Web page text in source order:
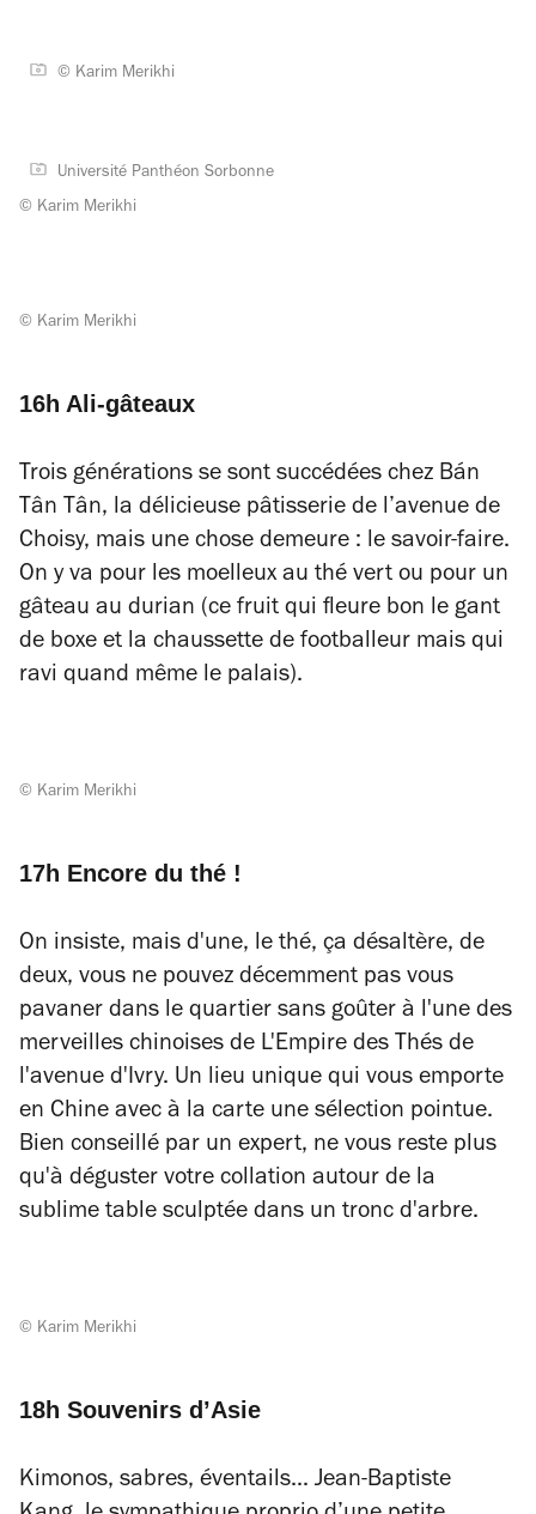
© Karim Merikhi
Université Panthéon Sorbonne
© Karim Merikhi
© Karim Merikhi
16h Ali-gâteaux
Trois générations se sont succédées chez Bán
Tân Tân, la délicieuse pâtisserie de l’avenue de
Choisy, mais une chose demeure : le savoir-faire.
On y va pour les moelleux au thé vert ou pour un
gâteau au durian (ce fruit qui fleure bon le gant
de boxe et la chaussette de footballeur mais qui
ravi quand même le palais).
© Karim Merikhi
17h Encore du thé !
On insiste, mais d'une, le thé, ça désaltère, de
deux, vous ne pouvez décemment pas vous
pavaner dans le quartier sans goûter à l'une des
merveilles chinoises de L'Empire des Thés de
l'avenue d'Ivry. Un lieu unique qui vous emporte
en Chine avec à la carte une sélection pointue.
Bien conseillé par un expert, ne vous reste plus
qu'à déguster votre collation autour de la
sublime table sculptée dans un tronc d'arbre.
© Karim Merikhi
18h Souvenirs d’Asie
Kimonos, sabres, éventails... Jean-Baptiste